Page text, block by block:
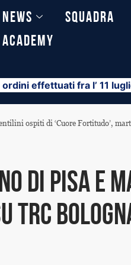
News Squadra
Academy
ordini effettuati fra l’ 11
ospiti di ‘Cuore Fortitudo’,
Di Pisa e
TRC